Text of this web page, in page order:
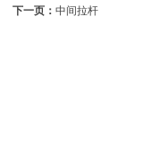
下一页： 中间拉杆